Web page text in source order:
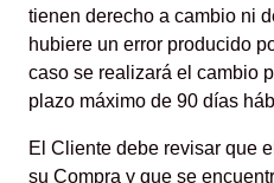
tienen derecho a cambio ni
hubiere un error producido
caso se realizará el cambio
plazo máximo de 90 días
El Cliente debe revisar que
su Compra y que se